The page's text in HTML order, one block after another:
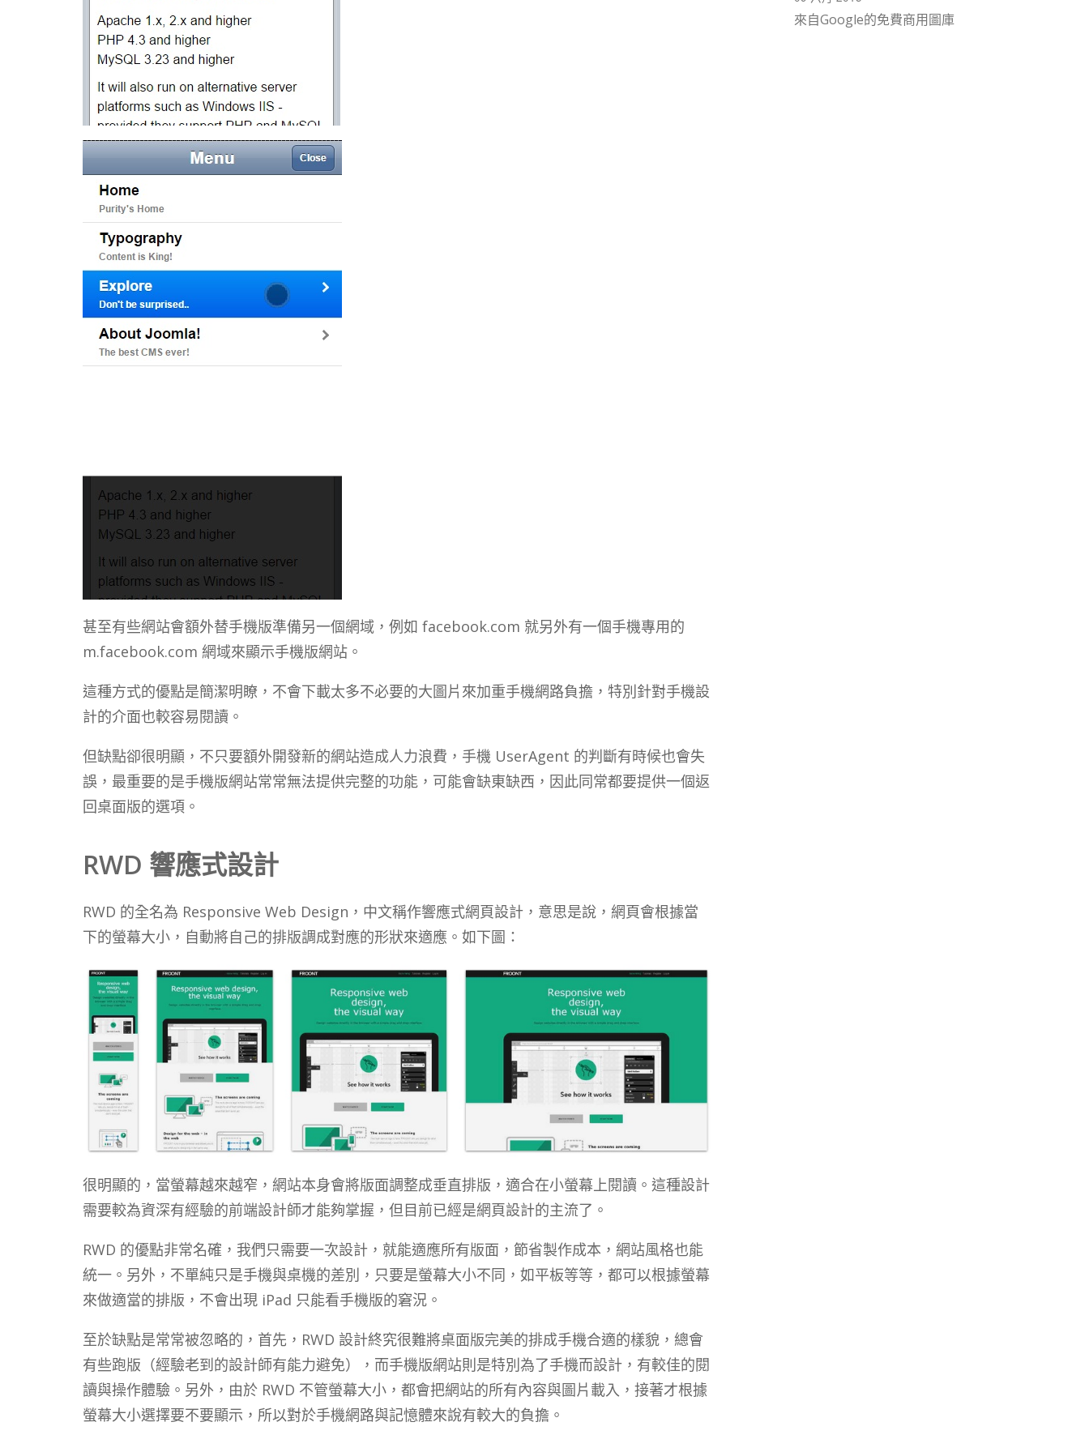
甚至有些網站會額外替手機版準備另一個網域，例如 facebook.com 就另外有一個手機專用的
m.facebook.com 網域來顯示手機版網站。
這種方式的優點是簡潔明瞭，不會下載太多不必要的大圖片來加重手機網路負擔，特別針對手機設
計的介面也較容易閱讀。
但缺點卻很明顯，不只要額外開發新的網站造成人力浪費，手機 UserAgent 的判斷有時候也會失
誤，最重要的是手機版網站常常無法提供完整的功能，可能會缺東缺西，因此同常都要提供一個返
回桌面版的選項。
RWD 響應式設計
RWD 的全名為 Responsive Web Design，中文稱作響應式網頁設計，意思是說，網頁會根據當
下的螢幕大小，自動將自己的排版調成對應的形狀來適應。如下圖：
很明顯的，當螢幕越來越窄，網站本身會將版面調整成垂直排版，適合在小螢幕上閱讀。這種設計
需要較為資深有經驗的前端設計師才能夠掌握，但目前已經是網頁設計的主流了。
RWD 的優點非常名確，我們只需要一次設計，就能適應所有版面，節省製作成本，網站風格也能
統一。另外，不單純只是手機與桌機的差別，只要是螢幕大小不同，如平板等等，都可以根據螢幕
來做適當的排版，不會出現 iPad 只能看手機版的窘況。
至於缺點是常常被忽略的，首先，RWD 設計終究很難將桌面版完美的排成手機合適的樣貌，總會
有些跑版（經驗老到的設計師有能力避免），而手機版網站則是特別為了手機而設計，有較佳的閱
讀與操作體驗。另外，由於 RWD 不管螢幕大小，都會把網站的所有內容與圖片載入，接著才根據
螢幕大小選擇要不要顯示，所以對於手機網路與記憶體來說有較大的負擔。
來自Google的免費商用圖庫